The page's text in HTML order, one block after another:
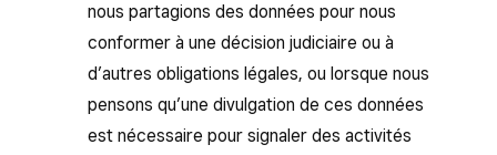
nous partagions des données pour nous
conformer à une décision judiciaire ou à
d’autres obligations légales, ou lorsque nous
pensons qu’une divulgation de ces données
est nécessaire pour signaler des activités